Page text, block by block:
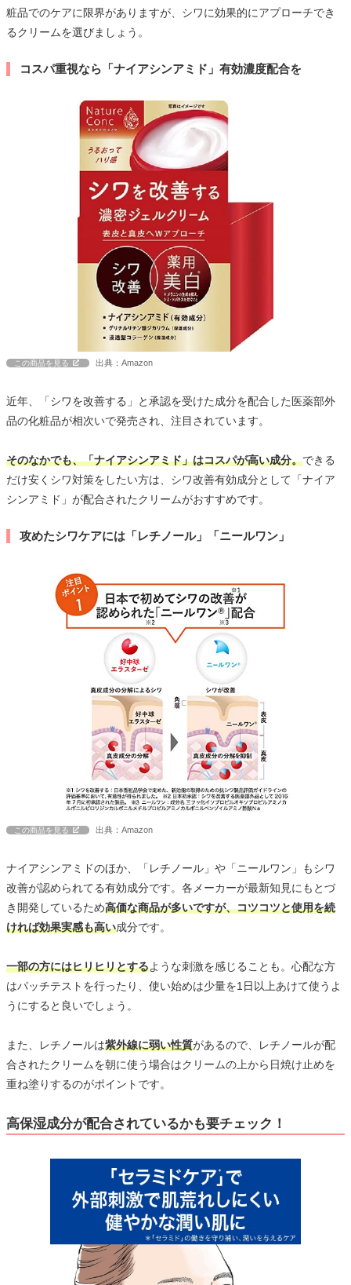
粧品でのケアに限界がありますが、シワに効果的にアプローチでき
るクリームを選びましょう。
コスパ重視なら「ナイアシンアミド」有効濃度配合を
この商品を見る 出典：Amazon
近年、「シワを改善する」と承認を受けた成分を配合した医薬部外
品の化粧品が相次いで発売され、注目されています。
そのなかでも、「ナイアシンアミド」はコスパが高い成分。できる
だけ安くシワ対策をしたい方は、シワ改善有効成分として「ナイア
シンアミド」が配合されたクリームがおすすめです。
攻めたシワケアには「レチノール」「ニールワン」
この商品を見る 出典：Amazon
ナイアシンアミドのほか、「レチノール」や「ニールワン」もシワ
改善が認められてる有効成分です。各メーカーが最新知見にもとづ
き開発しているため高価な商品が多いですが、コツコツと使用を続
ければ効果実感も高い成分です。
一部の方にはヒリヒリとするような刺激を感じることも。心配な方
はパッチテストを行ったり、使い始めは少量を1日以上あけて使うよ
うにすると良いでしょう。
また、レチノールは紫外線に弱い性質があるので、レチノールが配
合されたクリームを朝に使う場合はクリームの上から日焼け止めを
重ね塗りするのがポイントです。
高保湿成分が配合されているかも要チェック！